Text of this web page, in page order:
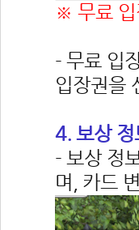
※ 무료 입
- 무료 입
입장권을
4. 보상 정
- 보상 정
며, 카드